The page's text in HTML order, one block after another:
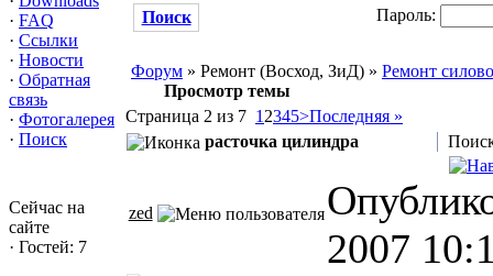
· FAQ
· Ссылки
· Новости
· Обратная
связь
· Фотогалерея
· Поиск
Сейчас на
сайте
· Гостей: 7
Поиск
Пароль:
Форум » Ремонт (Восход, ЗиД) » Ремонт
Просмотр темы
Страница 2 из 7 1 2345>Последняя »
расточка цилиндра
zed
2007